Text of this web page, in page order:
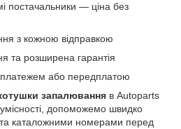
постачальники — ціна без
з кожною відправкою
та розширена гарантія
або передплатою
запалювання в Autoparts
допоможемо швидко
та каталожними номерами перед